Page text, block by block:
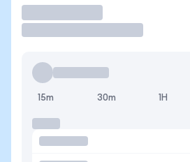
15m 30m 1H